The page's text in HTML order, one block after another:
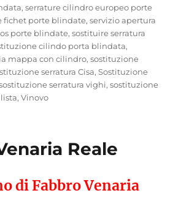
,serrature cilindro europeo porte
fichet porte blindate,servizio apertura
porte blindate,sostituire serratura
cilindo porta blindata,
mappa con cilindro,sostituzione
serratura Cisa,Sostituzione
serratura vighi,sostituzione
,Vinovo
Reale
di Fabbro Venaria